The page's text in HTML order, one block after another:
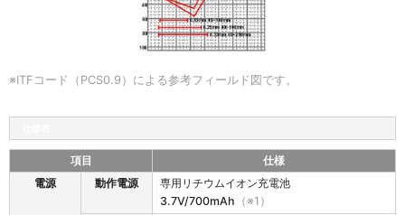
※ITFコード（PCS0.9）による参考フィールド図です。
項目
仕様
電源
動作電源
専用リチウムイオン充電池
3.7V/700mAh （※1）